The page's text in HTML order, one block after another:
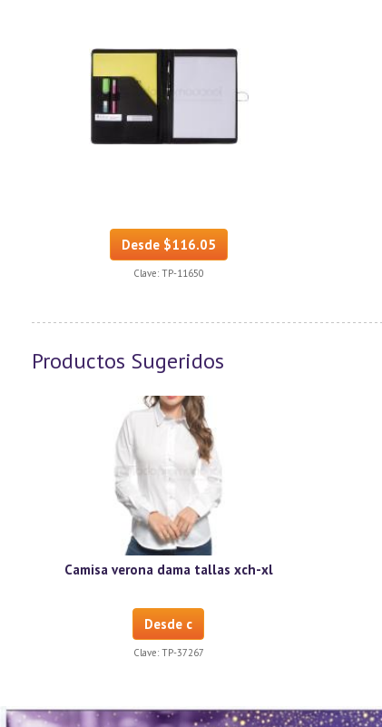
Desde $116.05
Clave: TP-11650
Productos Sugeridos
Camisa verona dama tallas xch-xl
Desde c
Clave: TP-37267